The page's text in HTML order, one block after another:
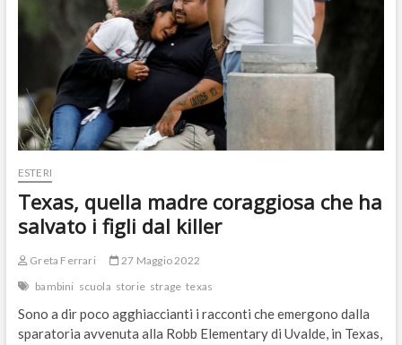
ESTERI
Texas, quella madre coraggiosa che ha
salvato i figli dal killer
Greta Ferrari
27 Maggio 2022
bambini scuola storie strage texas
Sono a dir poco agghiaccianti i racconti che emergono dalla
sparatoria avvenuta alla Robb Elementary di Uvalde, in Texas,